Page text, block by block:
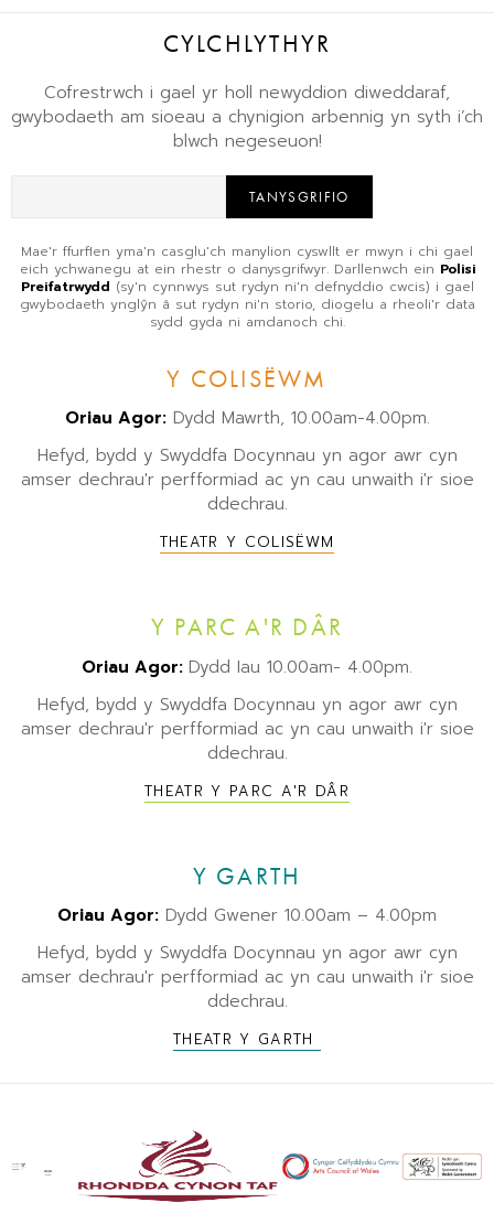
CYLCHLYTHYR
Cofrestrwch i gael yr holl newyddion diweddaraf,
gwybodaeth am sioeau a chynigion arbennig yn syth i’ch
blwch negeseuon!
TANYSGRIFIO
Mae'r ffurflen yma'n casglu'ch manylion cyswllt er mwyn i chi gael
eich ychwanegu at ein rhestr o danysgrifwyr. Darllenwch ein Polisi
Preifatrwydd (sy'n cynnwys sut rydyn ni'n defnyddio cwcis) i gael
gwybodaeth ynglŷn â sut rydyn ni'n storio, diogelu a rheoli'r data
sydd gyda ni amdanoch chi.
Y COLISËWM
Oriau Agor:Dydd Mawrth, 10.00am-4.00pm.
Hefyd, bydd y Swyddfa Docynnau yn agor awr cyn
amser dechrau'r perfformiad ac yn cau unwaith i'r sioe
ddechrau.
THEATR Y COLISËWM
Y PARC A'R DÂR
Oriau Agor: Dydd Iau 10.00am- 4.00pm.
Hefyd, bydd y Swyddfa Docynnau yn agor awr cyn
amser dechrau'r perfformiad ac yn cau unwaith i'r sioe
ddechrau.
THEATR Y PARC A'R DÂR
Y GARTH
Oriau Agor: Dydd Gwener 10.00am – 4.00pm
Hefyd, bydd y Swyddfa Docynnau yn agor awr cyn
amser dechrau'r perfformiad ac yn cau unwaith i'r sioe
ddechrau.
THEATR Y GARTH